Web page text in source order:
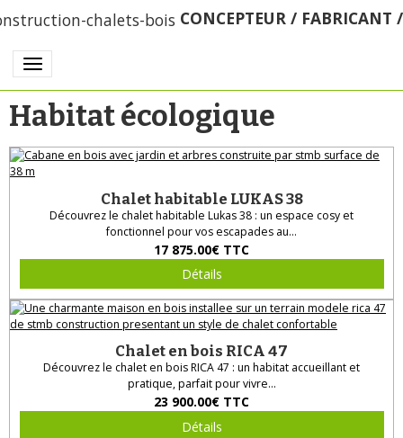
CONCEPTEUR / FABRICANT
Habitat écologique
Chalet habitable LUKAS 38
Découvrez le chalet habitable Lukas 38 : un espace cosy et
fonctionnel pour vos escapades au...
17 875.00€ TTC
Détails
Chalet en bois RICA 47
Découvrez le chalet en bois RICA 47 : un habitat accueillant et
pratique, parfait pour vivre...
23 900.00€ TTC
Détails